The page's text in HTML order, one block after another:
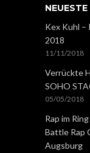
Kex Kuhl –
2018
11/11/2018
Verrückte
SOHO
05/05/2018
Rap im
Battle Rap
Augsburg